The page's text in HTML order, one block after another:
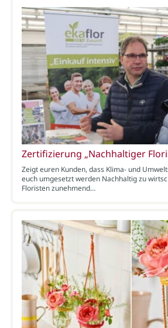
Zertifizierung „Nachhaltiger
Zeigt euren Kunden, dass Klima- und
euch umgesetzt werden Nachhaltig zu
Floristen zunehmend…